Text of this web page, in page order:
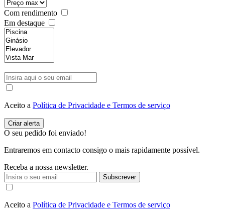
Com rendimento
Em destaque
Aceito a Política de Privacidade e Termos de serviço
O seu pedido foi enviado!
Entraremos em contacto consigo o mais rapidamente possível.
Receba a nossa newsletter.
Subscrever
Aceito a Política de Privacidade e Termos de serviço